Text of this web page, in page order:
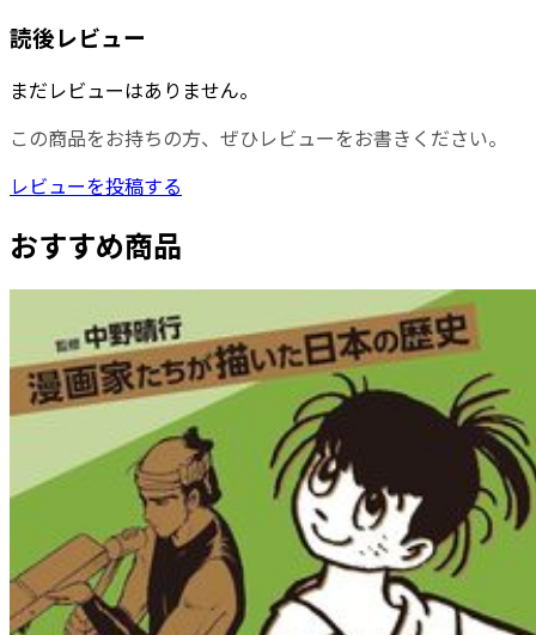
読後レビュー
まだレビューはありません。
この商品をお持ちの方、ぜひレビューをお書きください。
レビューを投稿する
おすすめ商品